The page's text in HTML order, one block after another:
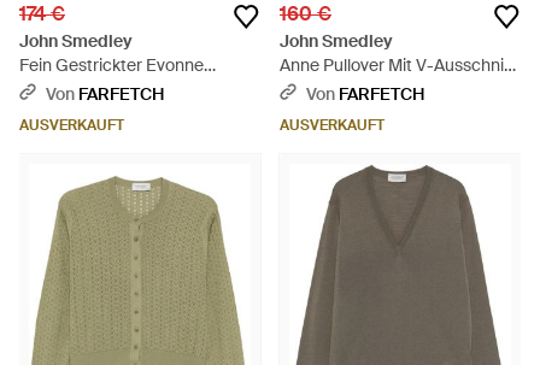
174 €
John Smedley
Fein Gestrickter Evonne
Pullover - Weiß
Von FARFETCH
AUSVERKAUFT
160 €
John Smedley
Anne Pullover Mit V-Ausschnitt
- Blau
Von FARFETCH
AUSVERKAUFT